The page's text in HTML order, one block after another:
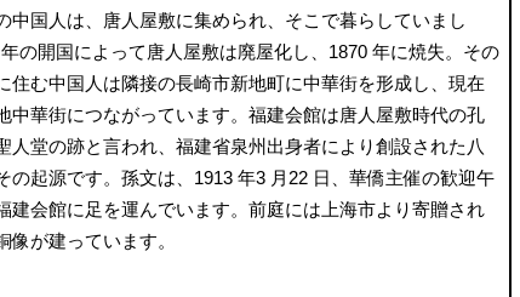
中国人は、唐人屋敷に集められ、そこで暮らしていまし
の開国によって唐人屋敷は廃屋化し、1870 年に焼失。その
住む中国人は隣接の長崎市新地町に中華街を形成し、現在
中華街につながっています。福建会館は唐人屋敷時代の孔
人堂の跡と言われ、福建省泉州出身者により創設された八
の起源です。孫文は、1913 年3 月22 日、華僑主催の歓迎午
建会館に足を運んでいます。前庭には上海市より寄贈され
像が建っています。